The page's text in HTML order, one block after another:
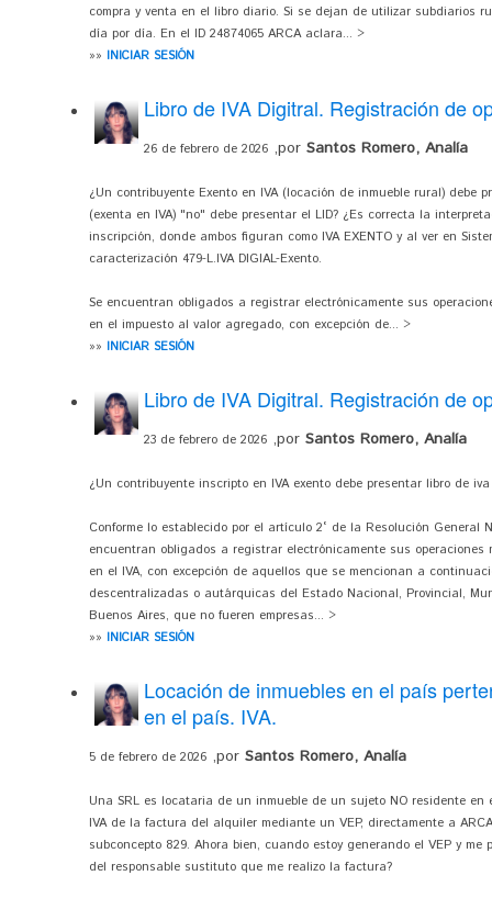
compra y venta en el libro diario. Si se dejan de utilizar subdiarios
día por día. En el ID 24874065 ARCA aclara... >
»» INICIAR SESIÓN
Libro de IVA Digitral. Registración de
26 de febrero de 2026 ,por Santos Romero, Analía
¿Un contribuyente Exento en IVA (locación de inmueble rural) debe
(exenta en IVA) "no" debe presentar el LID? ¿Es correcta la
inscripción, donde ambos figuran como IVA EXENTO y al ver en
caracterización 479-L.IVA DIGIAL-Exento.
Se encuentran obligados a registrar electrónicamente sus
en el impuesto al valor agregado, con excepción de... >
»» INICIAR SESIÓN
Libro de IVA Digitral. Registración de
23 de febrero de 2026 ,por Santos Romero, Analía
¿Un contribuyente inscripto en IVA exento debe presentar libro de
Conforme lo establecido por el artículo 2° de la Resolución General
encuentran obligados a registrar electrónicamente sus operaciones
en el IVA, con excepción de aquellos que se mencionan a
descentralizadas o autárquicas del Estado Nacional, Provincial,
Buenos Aires, que no fueren empresas... >
»» INICIAR SESIÓN
Locación de inmuebles en el país
en el país. IVA.
5 de febrero de 2026 ,por Santos Romero, Analía
Una SRL es locataria de un inmueble de un sujeto NO residente
IVA de la factura del alquiler mediante un VEP, directamente a
subconcepto 829. Ahora bien, cuando estoy generando el VEP y me
del responsable sustituto que me realizo la factura?